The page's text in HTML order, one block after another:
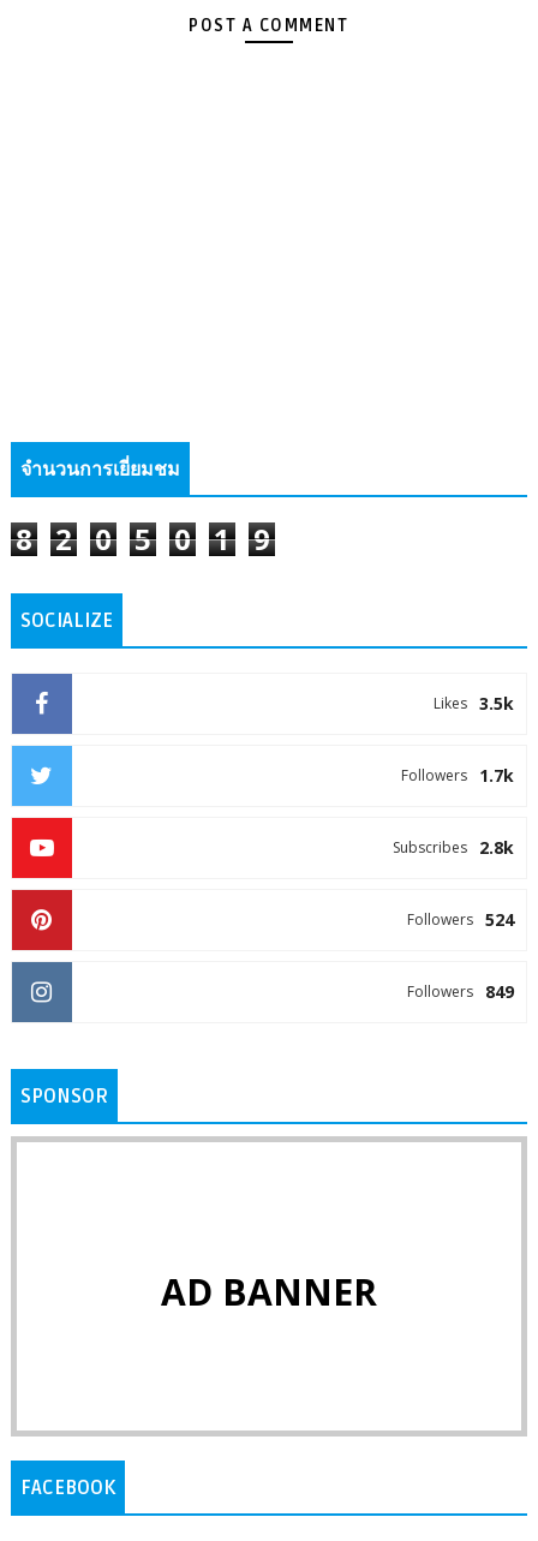
POST A COMMENT
จำนวนการเยี่ยมชม
8 2 0 5 0 1 9
SOCIALIZE
3.5k
Likes
1.7k
Followers
2.8k
Subscribes
524
Followers
849
Followers
SPONSOR
AD BANNER
FACEBOOK